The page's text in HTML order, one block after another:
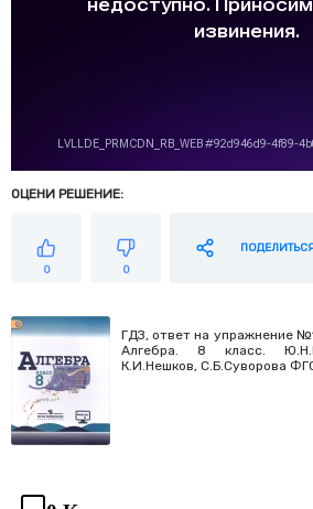
ОЦЕНИ РЕШЕНИЕ:
0 0
ГДЗ, ответ на упражнение
Алгебра. 8 класс.
К.И.Нешков, С.Б.Суворова